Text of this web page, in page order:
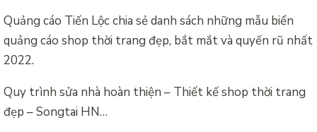
Quảng cáo Tiến Lộc chia sẻ danh sách những mẫu biển
quảng cáo shop thời trang đẹp, bắt mắt và quyến rũ nhất
2022.
Quy trình sửa nhà hoàn thiện – Thiết kế shop thời trang
đẹp – Songtai HN…